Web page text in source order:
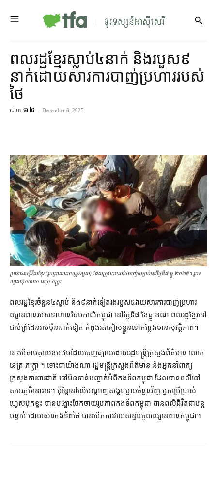
ពលរដ្ឋ​ខ្មែរ​ស្លាប់​៤​នាក់ និង​របួស​៩​
នាក់​ដោយសារ​ការ​បាញ់​ប្រហារ​របស់​
ថៃ
ដោយ ថា ថៃ - December 8, 2025
ប្រជាជនស៊ីវីលខ្មែរ (រូបព្រាលពេលត្រូវ​របួស) ដែលត្រូវ​យោធាថៃ​​បាញ់សម្លាប់​នៅ​ថ្ងៃទី៨ ធ្នូ ២០២៥។ រូប៖
ហ្វេសប៊ុកលោក នេត្រ ភក្ត្រា
ពលរដ្ឋ​ខ្មែរ​ចំនួន​៤​ស្លាប់ និង​៩​នាក់​ទៀត​រងរបួស​ដោយ​សារ​ការ​បាញ់ប្រហារ​
ឈ្លានពាន​របស់​ទាហាន​ថៃ​មក​លើ​កម្ពុជា នៅ​ថ្ងៃទី​៨ ខែធ្នូ ខណ:ពលរដ្ឋ​ខ្មែរ​នៅ​
ជាប់​ព្រំដែន​រាប់ម៉ឺន​នាក់​ទៀត កំពុង​រត់​ភៀសខ្លួន​ទៅ​កន្លែង​មាន​សុវត្ថិភាព។
នេះ​បើ​តាម​តួលេខ​បឋម​ដែល​ចេញផ្សាយ​ដោយ​រដ្ឋមន្ត្រីក្រសួង​ព័ត៌មាន លោក
នេត្រ ភក្ត្រា ។ ទោះជា​យ៉ាងណា រដ្ឋមន្ត្រីក្រសួង​ព័ត៌មាន និង​អ្នកនាំពាក្យ​
ក្រសួងការពារជាតិ នៅ​មិនទាន់​បញ្ជាក់​អំពី​កងទ័ព​កម្ពុជា ដែល​បាន​ពលី​នៅ​
សមរភូមិ​នោះ​ទេ។ ប៉ុន្តែ​នៅ​លើ​បណ្តាញ​សង្គម​មួយចំនួន​វិញ អ្នកប្រើប្រាស់​
ហ្វេសប៊ុក​ខ្លះ បាន​បង្ហោះ​ចែកចាយ​រូបភាព​កងទ័ព​កម្ពុជា បាន​ពលី​ជីវិត​ជា​បន្ត
បន្ទាប់ ដោយសារ​កងទ័ព​ថៃ បាន​បើក​ការ​វាយ​សន្ធប់​ចូល​ឈ្លានពាន​កម្ពុជា។